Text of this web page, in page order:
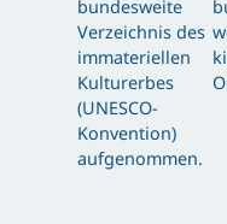
bundesweite
Verzeichnis des
immateriellen
Kulturerbes
(UNESCO-
Konvention)
aufgenommen.